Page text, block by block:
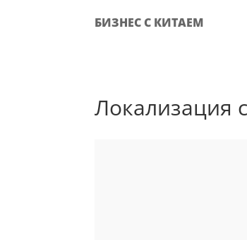
БИЗНЕС С КИТАЕМ
Локализация